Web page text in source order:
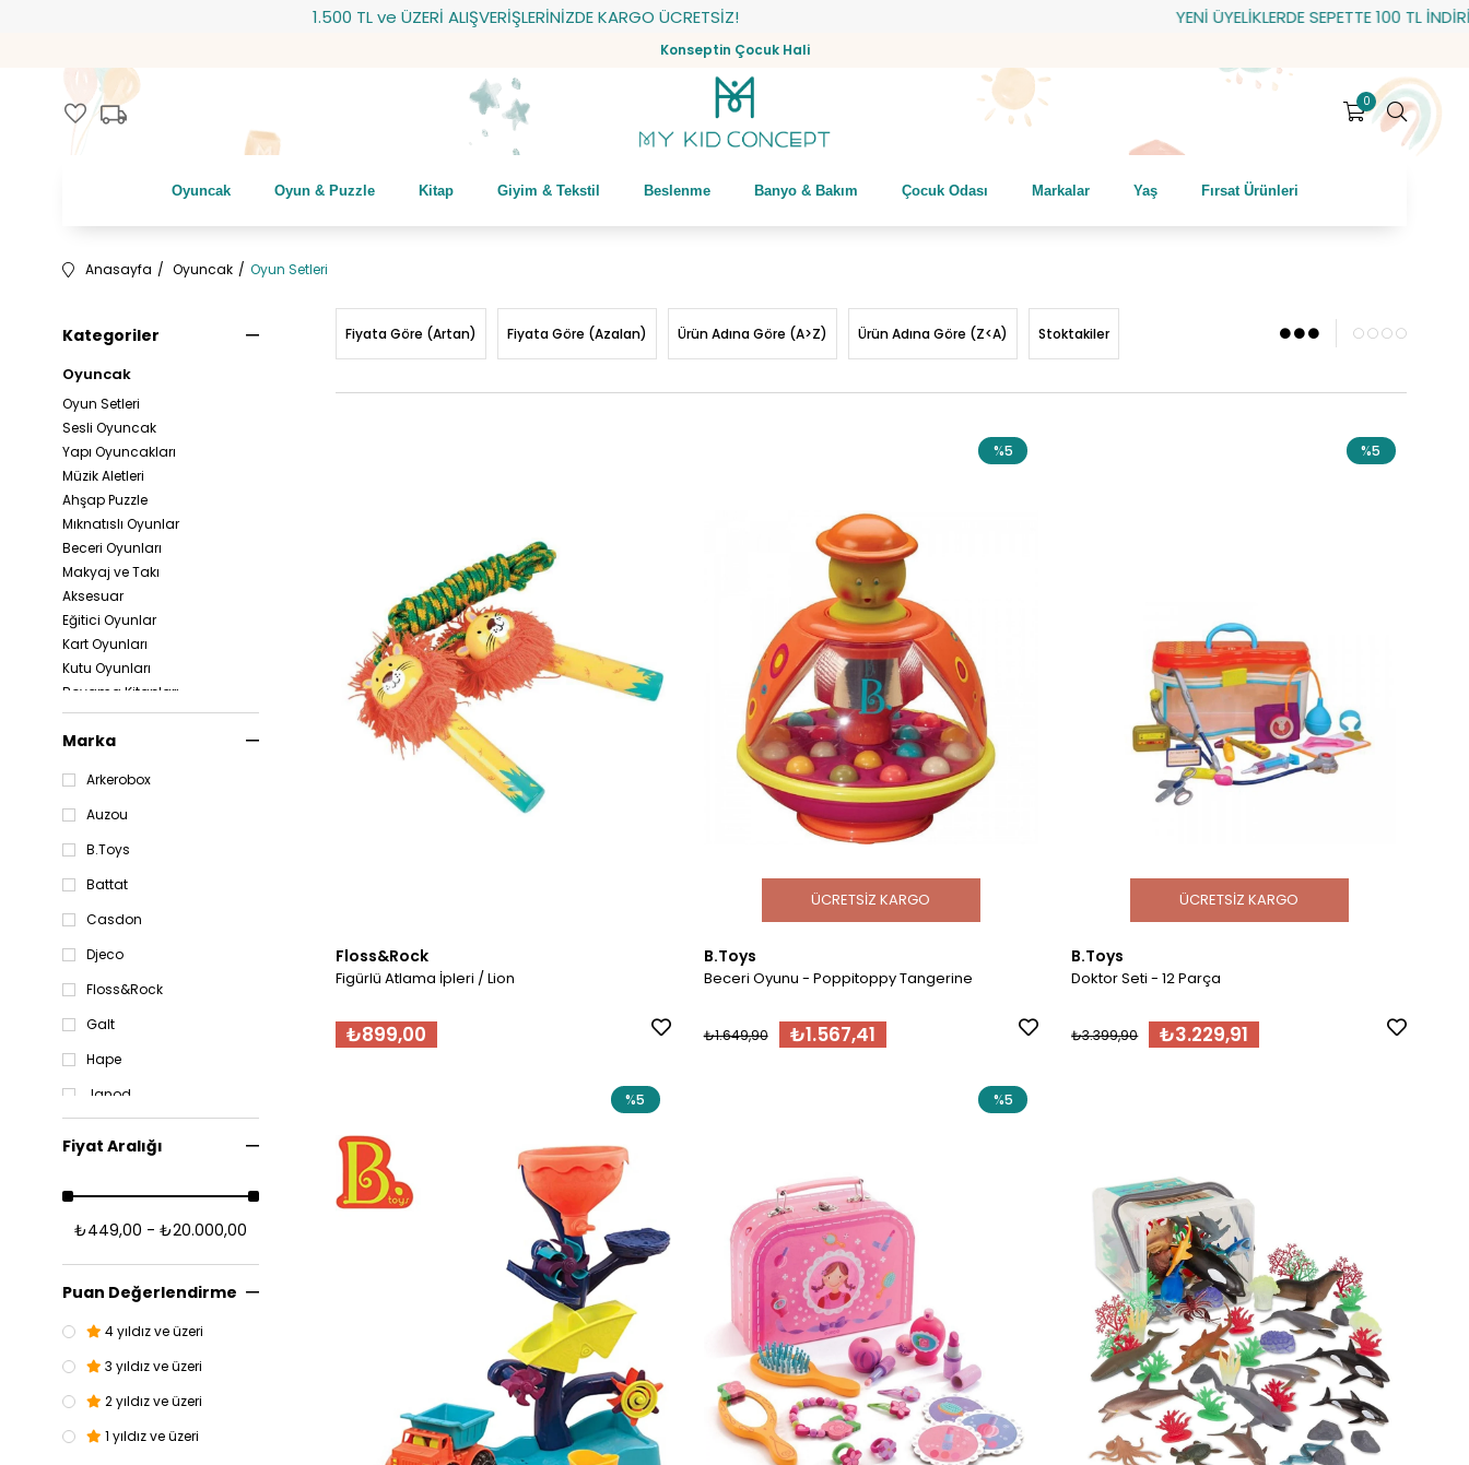
1.500 TL ve ÜZERİ ALIŞVERİŞLERİNİZDE KARGO ÜCRETSİZ! YENİ ÜYELİKLERDE SEPETTE 100 TL İNDİRİM! HEDİYE
Konseptin Çocuk Hali
favorite local_shipping 0
Oyuncak Oyun & Puzzle Kitap Giyim & Tekstil Beslenme Banyo & Bakım Çocuk Odası Markalar Yaş Fırsat Ürünleri
Anasayfa Oyuncak Oyun Setleri
Kategoriler
Oyuncak
Oyun Setleri
Sesli Oyuncak
Yapı Oyuncakları
Müzik Aletleri
Ahşap Puzzle
Mıknatıslı Oyunlar
Beceri Oyunları
Makyaj ve Takı
Aksesuar
Eğitici Oyunlar
Kart Oyunları
Kutu Oyunları
Boyama Kitapları
Aktivite Kitapları
Fotoğraf Makinesi
Saklama & Düzenleme
Puzzle & Yapboz
Kırtasiye
Bebek Oyuncakları
Ahşap Oyuncaklar
Banyo Oyuncakları
Mutfak Oyuncakları
Taşıtlar & Garajlar
Oyuncak Bebek &
Aksesuar
Bebek Evi & Aksesuar
Kum & Deniz Oyuncakları
Marka
Arkerobox
Auzou
B.Toys
Battat
Casdon
Djeco
Floss&Rock
Galt
Hape
Janod
Munchkin
Play Circle
Ses Creative
Terra
Tiger Tribe
Wonder Wheels
Fiyat Aralığı
₺449,00 - ₺20.000,00
Puan Değerlendirme
4 yıldız ve üzeri
3 yıldız ve üzeri
2 yıldız ve üzeri
1 yıldız ve üzeri
Fiyata Göre (Artan) Fiyata Göre (Azalan) Ürün Adına Göre (A>Z) Ürün Adına Göre (Z<A) Stoktakiler
Floss&Rock
Figürlü Atlama İpleri / Lion
₺899,00
B.Toys
Beceri Oyunu - Poppitoppy Tangerine
₺1.567,41
₺1.649,90
%5
ÜCRETSIZ KARGO
B.Toys
Doktor Seti - 12 Parça
₺3.229,91
₺3.399,90
%5
ÜCRETSIZ KARGO
%5 %5